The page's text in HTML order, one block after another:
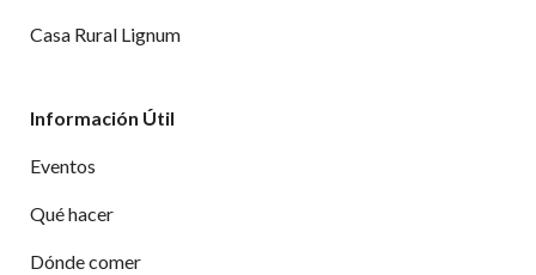
Casa Rural Lignum
Información Útil
Eventos
Qué hacer
Dónde comer